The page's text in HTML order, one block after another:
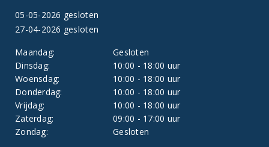
05-05-2026 gesloten
27-04-2026 gesloten
Maandag:
Gesloten
Dinsdag:
10:00 - 18:00 uur
Woensdag:
10:00 - 18:00 uur
Donderdag:
10:00 - 18:00 uur
Vrijdag:
10:00 - 18:00 uur
Zaterdag:
09:00 - 17:00 uur
Zondag:
Gesloten